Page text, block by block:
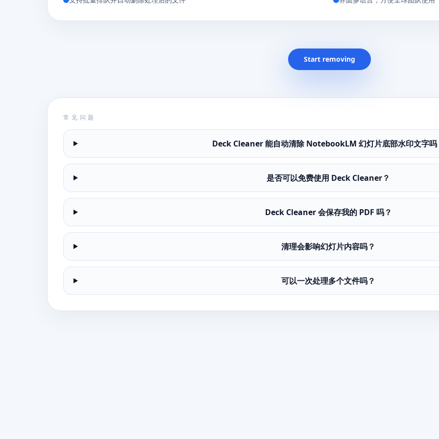
Start removing
常见问题
Deck Cleaner 能自动清除 NotebookLM 幻灯片底部水印文字吗
是否可以免费使用 Deck Cleaner？
Deck Cleaner 会保存我的 PDF 吗？
清理会影响幻灯片内容吗？
可以一次处理多个文件吗？